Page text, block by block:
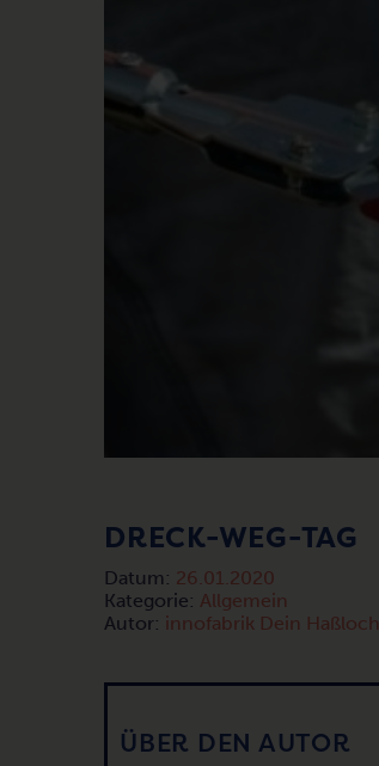
DRECK-WEG-TAG
Datum: 26.01.2020
Kategorie: Allgemein
Autor: innofabrik Dein Haßloch
ÜBER DEN AUTOR